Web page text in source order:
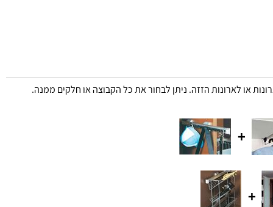
או לארונות הזזה. ניתן לבחור את כל הקבוצה או חלקים ממנה.
+
+